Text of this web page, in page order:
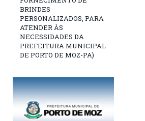
BRINDES
PERSONALIZADOS, PARA
ATENDER ÀS
NECESSIDADES DA
PREFEITURA MUNICIPAL
DE PORTO DE MOZ-PA)